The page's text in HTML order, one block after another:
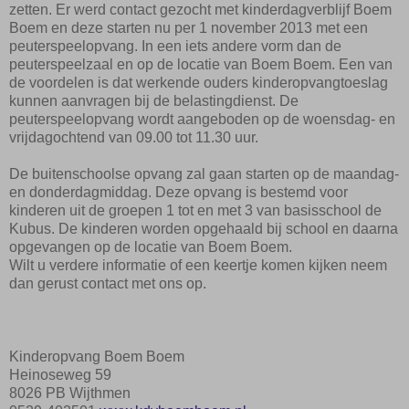
zetten. Er werd contact gezocht met kinderdagverblijf Boem
Boem en deze starten nu per 1 november 2013 met een
peuterspeelopvang. In een iets andere vorm dan de
peuterspeelzaal en op de locatie van Boem Boem. Een van
de voordelen is dat werkende ouders kinderopvangtoeslag
kunnen aanvragen bij de belastingdienst. De
peuterspeelopvang wordt aangeboden op de woensdag- en
vrijdagochtend van 09.00 tot 11.30 uur.
De buitenschoolse opvang zal gaan starten op de maandag-
en donderdagmiddag. Deze opvang is bestemd voor
kinderen uit de groepen 1 tot en met 3 van basisschool de
Kubus. De kinderen worden opgehaald bij school en daarna
opgevangen op de locatie van Boem Boem.
Wilt u verdere informatie of een keertje komen kijken neem
dan gerust contact met ons op.
Kinderopvang Boem Boem
Heinoseweg 59
8026 PB Wijthmen